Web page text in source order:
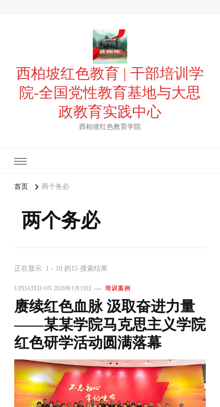
西柏坡红色教育 | 干部培训学
院-全国党性教育基地与大思
政教育实践中心
西柏坡红色教育学院
首页 两个务必
两个务必
正在显示: 1 - 10 的15 搜索结果
UPDATED ON 2026年1月19日 培训案例
赓续红色血脉 汲取奋进力量
——某某学院马克思主义学院
红色研学活动圆满落幕